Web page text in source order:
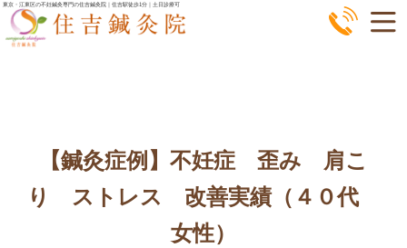
コ
ン
東京・江東区の不妊鍼灸専門の住吉鍼灸院｜住吉駅徒歩1分｜土日診療可
【鍼灸症例】不妊症 歪み 肩こ
り ストレス 改善実績（４０代
女性）